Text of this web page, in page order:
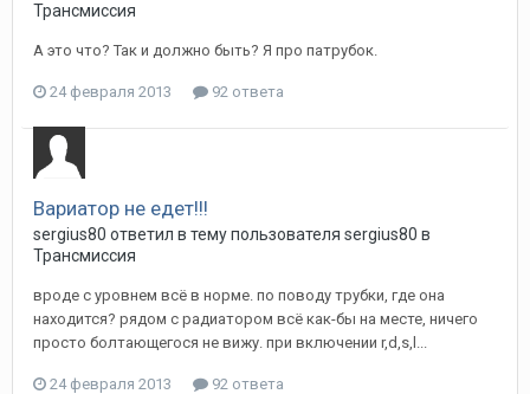
Трансмиссия
А это что? Так и должно быть? Я про патрубок.
24 февраля 2013 92 ответа
Вариатор не едет!!!
sergius80 ответил в тему пользователя sergius80 в
Трансмиссия
вроде с уровнем всё в норме. по поводу трубки, где она
находится? рядом с радиатором всё как-бы на месте, ничего
просто болтающегося не вижу. при включении r,d,s,l...
24 февраля 2013 92 ответа